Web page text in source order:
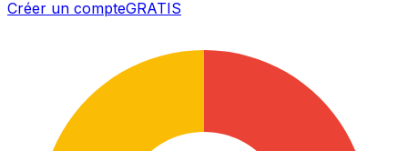
Créer un compteGRATIS